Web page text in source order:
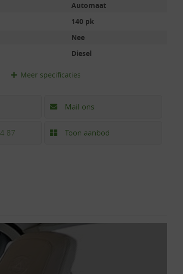
Automaat
140 pk
Nee
Diesel
Meerspecificaties
Mail ons
87 Toon aanbod